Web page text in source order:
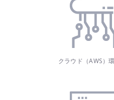
クラウド（AWS）